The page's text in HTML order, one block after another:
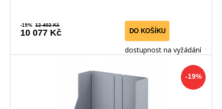
-19% 12 402 Kč
10 077 Kč DO KOŠÍKU
dostupnost na vyžádání
-19%